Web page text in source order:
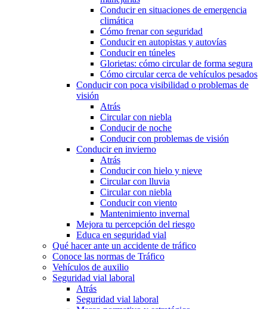
Conducir en situaciones de emergencia
climática
Cómo frenar con seguridad
Conducir en autopistas y autovías
Conducir en túneles
Glorietas: cómo circular de forma segura
Cómo circular cerca de vehículos pesados
Conducir con poca visibilidad o problemas de
visión
Atrás
Circular con niebla
Conducir de noche
Conducir con problemas de visión
Conducir en invierno
Atrás
Conducir con hielo y nieve
Circular con lluvia
Circular con niebla
Conducir con viento
Mantenimiento invernal
Mejora tu percepción del riesgo
Educa en seguridad vial
Qué hacer ante un accidente de tráfico
Conoce las normas de Tráfico
Vehículos de auxilio
Seguridad vial laboral
Atrás
Seguridad vial laboral